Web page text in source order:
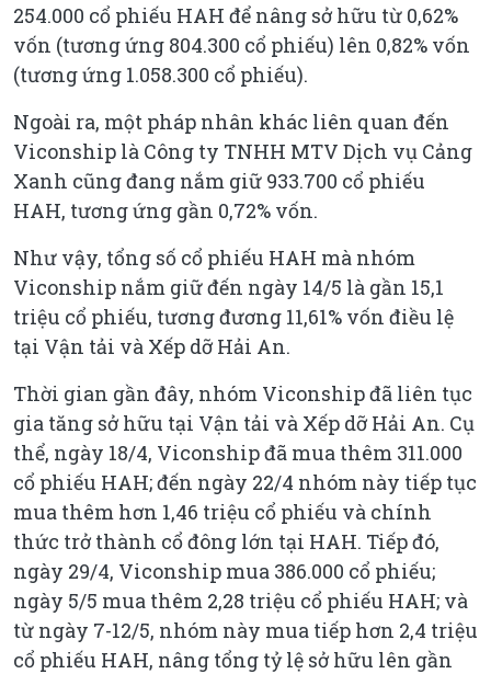
254.000 cổ phiếu HAH để nâng sở hữu từ 0,62%
vốn (tương ứng 804.300 cổ phiếu) lên 0,82% vốn
(tương ứng 1.058.300 cổ phiếu).
Ngoài ra, một pháp nhân khác liên quan đến
Viconship là Công ty TNHH MTV Dịch vụ Cảng
Xanh cũng đang nắm giữ 933.700 cổ phiếu
HAH, tương ứng gần 0,72% vốn.
Như vậy, tổng số cổ phiếu HAH mà nhóm
Viconship nắm giữ đến ngày 14/5 là gần 15,1
triệu cổ phiếu, tương đương 11,61% vốn điều lệ
tại Vận tải và Xếp dỡ Hải An.
Thời gian gần đây, nhóm Viconship đã liên tục
gia tăng sở hữu tại Vận tải và Xếp dỡ Hải An. Cụ
thể, ngày 18/4, Viconship đã mua thêm 311.000
cổ phiếu HAH; đến ngày 22/4 nhóm này tiếp tục
mua thêm hơn 1,46 triệu cổ phiếu và chính
thức trở thành cổ đông lớn tại HAH. Tiếp đó,
ngày 29/4, Viconship mua 386.000 cổ phiếu;
ngày 5/5 mua thêm 2,28 triệu cổ phiếu HAH; và
từ ngày 7-12/5, nhóm này mua tiếp hơn 2,4 triệu
cổ phiếu HAH, nâng tổng tỷ lệ sở hữu lên gần